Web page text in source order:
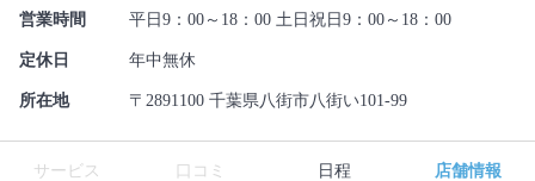
営業時間 平日9：00～18：00 土日祝日9：00～18：00
定休日 年中無休
所在地 〒2891100 千葉県八街市八街い101-99
サービス 口コミ 日程 店舗情報